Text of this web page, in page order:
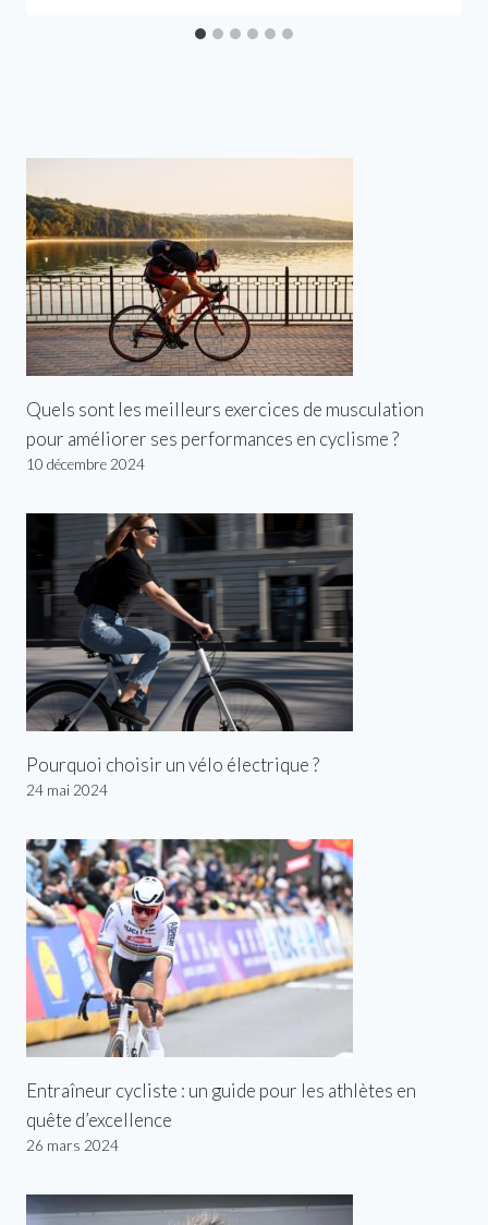
Quels sont les meilleurs exercices de musculation
pour améliorer ses performances en cyclisme ?
10 décembre 2024
Pourquoi choisir un vélo électrique ?
24 mai 2024
Entraîneur cycliste : un guide pour les athlètes en
quête d’excellence
26 mars 2024